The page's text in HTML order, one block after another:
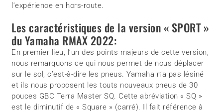
l’expérience en hors-route.
Les caractéristiques de la version « SPORT »
du Yamaha RMAX 2022:
En premier lieu, l’un des points majeurs de cette version,
nous remarquons ce qui nous permet de nous déplacer
sur le sol, c’est-à-dire les pneus. Yamaha n’a pas lésiné
et ils nous proposent les touts nouveaux pneus de 30
pouces GBC Terra Master SQ. Cette abréviation « SQ »
est le diminutif de « Square » (carré). Il fait référence à